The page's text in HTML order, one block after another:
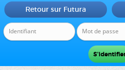
Retour sur Futura